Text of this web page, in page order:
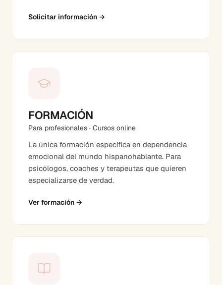
Solicitar información →
FORMACIÓN
Para profesionales · Cursos online
La única formación específica en dependencia
emocional del mundo hispanohablante. Para
psicólogos, coaches y terapeutas que quieren
especializarse de verdad.
Ver formación →